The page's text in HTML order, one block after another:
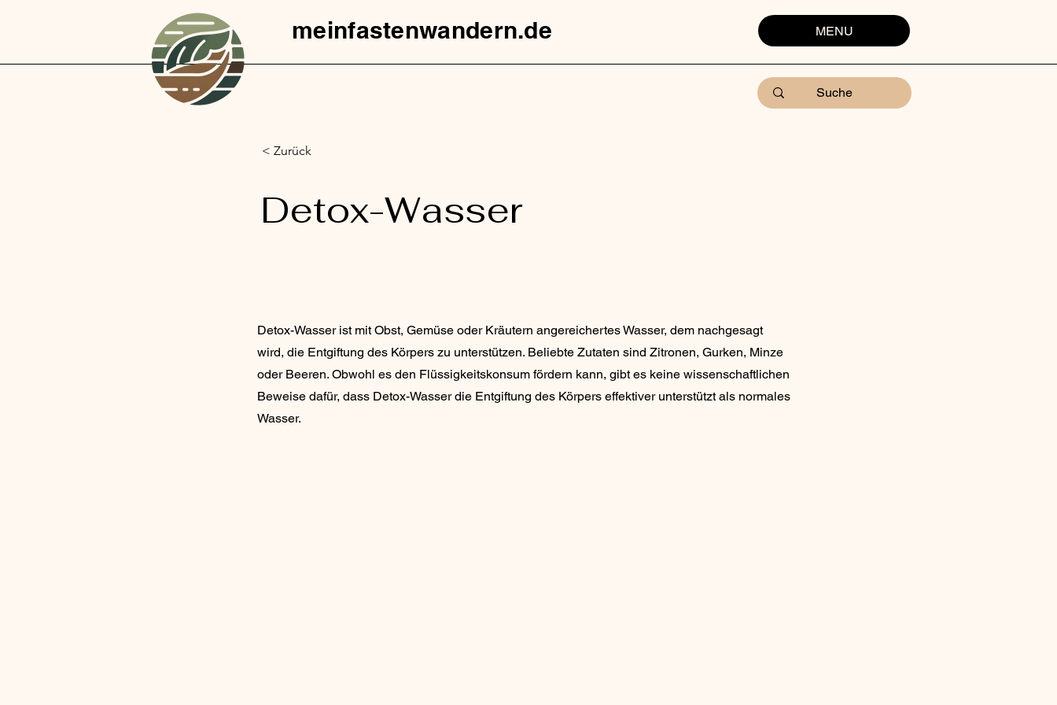
meinfastenwandern.de MENU
< Zurück
Detox-Wasser
Detox-Wasser ist mit Obst, Gemüse oder Kräutern angereichertes Wasser, dem nachgesagt
wird, die Entgiftung des Körpers zu unterstützen. Beliebte Zutaten sind Zitronen, Gurken, Minze
oder Beeren. Obwohl es den Flüssigkeitskonsum fördern kann, gibt es keine wissenschaftlichen
Beweise dafür, dass Detox-Wasser die Entgiftung des Körpers effektiver unterstützt als normales
Wasser.